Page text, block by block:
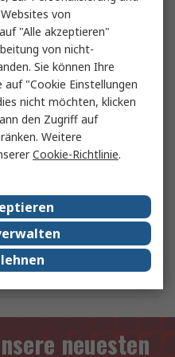
neuesten
von
"Alle akzeptieren"
von nicht-
Sie können Ihre
auf "Cookie Einstellungen
nicht möchten, klicken
den Zugriff auf
Weitere
Cookie-Richtlinie.